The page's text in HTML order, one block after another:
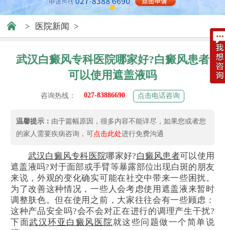
> 医院新闻 >
武汉白癜风专科医院哪家好?白癜风患者
可以使用遮盖液吗
咨询热线： 027-83886690 点击电话咨询
温馨提示： 由于篇幅原因，很多内容不能详尽，如果您或者您
的家人需要疾病咨询，可点击此处进行免费沟通
武汉白癜风专科医院哪家好?白癜风患者可以使用
遮盖液吗?对于面部或手臂等暴露部位出现白斑的朋友
来说，外观的变化确实可能在社交中带来一些困扰。
为了改善这种情况，一些人会考虑使用遮盖液来暂时
调整肤色。但在使用之前，大家往往会有一些顾虑：
这种产品安全吗?会不会对正在进行的调理产生干扰?
下面武汉环亚白癜风医院就这些问题做一个简单说